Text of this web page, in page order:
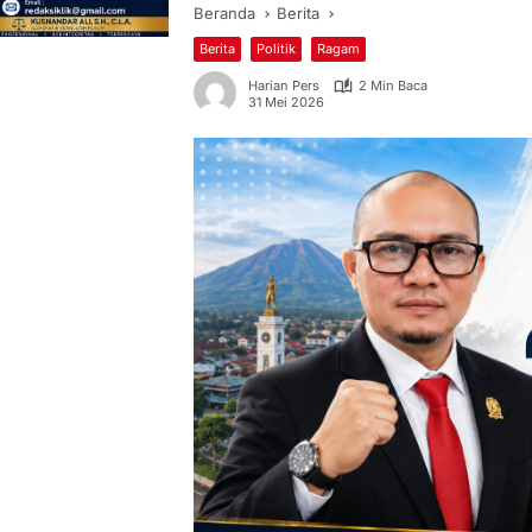
Beranda Berita
Berita Politik Ragam
Harian Pers
2 Min Baca
31 Mei 2026